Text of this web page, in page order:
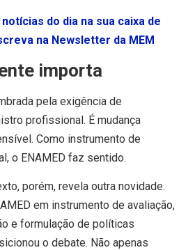
do dia na sua caixa de
na Newsletter da MEM
importa
pela exigência de
profissional. É mudança
Como instrumento de
o ENAMED faz sentido.
porém, revela outra novidade.
em instrumento de avaliação,
e formulação de políticas
o debate. Não apenas